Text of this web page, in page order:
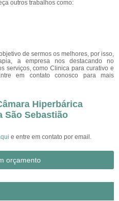
outros trabalhos como:
de sermos os melhores, por isso,
a empresa nos destacando no
serviços, como Clinica para curativo e
em contato conosco para mais
Hiperbárica
São Sebastião
e entre em contato por email.
orçamento